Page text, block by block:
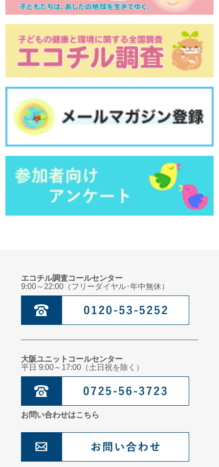
エコチル調査コールセンター
9:00～22:00（フリーダイヤル･年中無休）
大阪ユニットコールセンター
平日 9:00～17:00（土日祝を除く）
お問い合わせはこちら